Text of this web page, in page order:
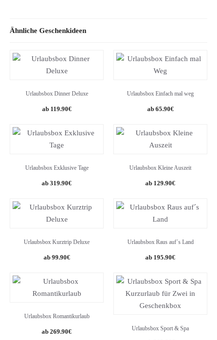
Ähnliche Geschenkideen
Urlaubsbox Dinner Deluxe
119.90€
Urlaubsbox Einfach mal weg
65.90€
Urlaubsbox Exklusive Tage
319.90€
Urlaubsbox Kleine Auszeit
129.90€
Urlaubsbox Kurztrip Deluxe
99.90€
Urlaubsbox Raus auf´s Land
195.90€
Urlaubsbox Romantikurlaub
269.90€ Urlaubsbox Sport & Spa